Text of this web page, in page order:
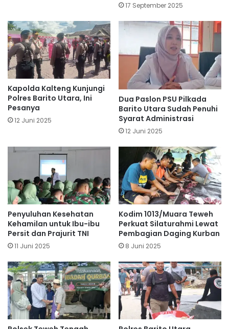
17 September 2025
Kapolda Kalteng Kunjungi
Polres Barito Utara, Ini
Pesanya
12 Juni 2025
Dua Paslon PSU Pilkada
Barito Utara Sudah Penuhi
Syarat Administrasi
12 Juni 2025
Penyuluhan Kesehatan
Kehamilan untuk Ibu-ibu
Persit dan Prajurit TNI
11 Juni 2025
Kodim 1013/Muara Teweh
Perkuat Silaturahmi Lewat
Pembagian Daging Kurban
8 Juni 2025